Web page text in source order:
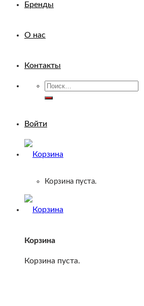
Бренды
О нас
Контакты
Искать:
Войти
Корзина пуста.
Корзина
Корзина пуста.